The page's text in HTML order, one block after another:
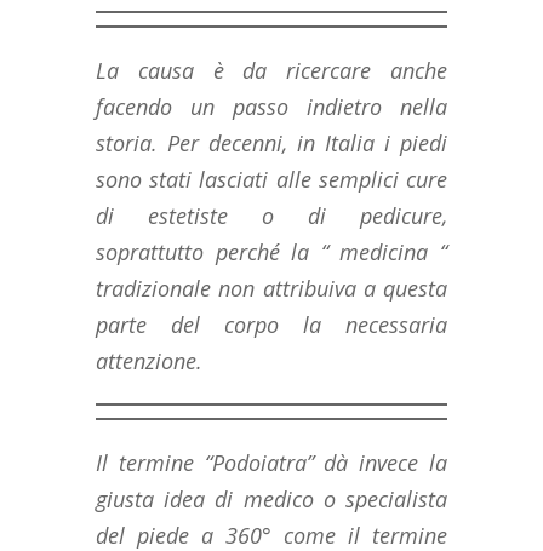
La causa è da ricercare anche
facendo un passo indietro nella
storia. Per decenni, in Italia i piedi
sono stati lasciati alle semplici cure
di estetiste o di pedicure,
soprattutto perché la “ medicina “
tradizionale non attribuiva a questa
parte del corpo la necessaria
attenzione.
Il termine “Podoiatra” dà invece la
giusta idea di medico o specialista
del piede a 360° come il termine